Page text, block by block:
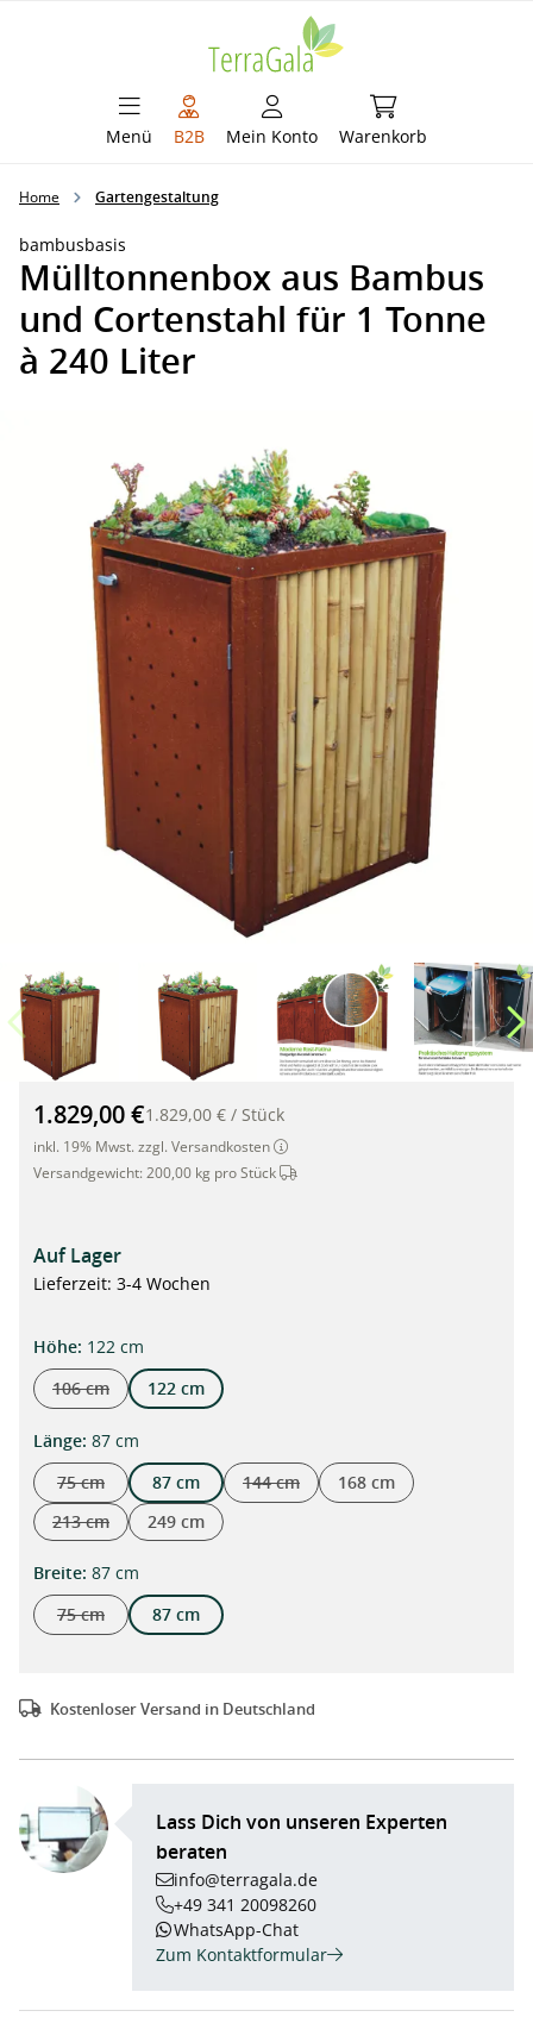
Menü B2B Mein Konto Warenkorb
Warenkorb
Home Gartengestaltung
bambusbasis
Mülltonnenbox aus Bambus
und Cortenstahl für 1 Tonne
à 240 Liter
Mülltonnenbox aus Bambus und Cortenstahl für 1 Tonne à
1.829,00 €1.829,00 € / Stück
inkl. 19% Mwst. zzgl. Versandkosten
Versandgewicht: 200,00 kg pro Stück Dieser Artikel wird per Spedition
Auf Lager
Lieferzeit: 3-4 Wochen
Höheauswählen
: 122 cm
106 cm
(Diese Option ist zurzeit nicht verfügbar.)
122 cm
Längeauswählen
: 87 cm
75 cm
(Diese Option ist zurzeit nicht verfügbar.)
87 cm 144 cm
(Diese Option ist zurzeit nicht
168 cm
213 cm
(Diese Option ist zurzeit nicht verfügbar.)
249 cm
Breiteauswählen
: 87 cm
75 cm
(Diese Option ist zurzeit nicht verfügbar.)
87 cm
Kostenloser Versand in Deutschland
Lass Dich von unseren Experten
beraten
info@terragala.de
+49 341 20098260
WhatsApp-Chat
Zum Kontaktformular